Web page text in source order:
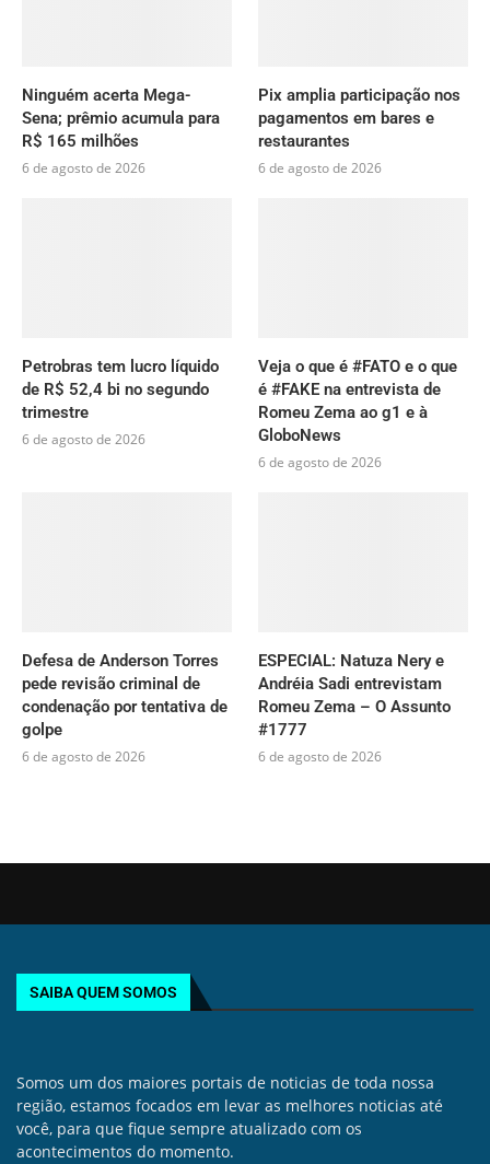
Ninguém acerta Mega-
Sena; prêmio acumula para
R$ 165 milhões
6 de agosto de 2026
Pix amplia participação nos
pagamentos em bares e
restaurantes
6 de agosto de 2026
Petrobras tem lucro líquido
de R$ 52,4 bi no segundo
trimestre
6 de agosto de 2026
Veja o que é #FATO e o que
é #FAKE na entrevista de
Romeu Zema ao g1 e à
GloboNews
6 de agosto de 2026
Defesa de Anderson Torres
pede revisão criminal de
condenação por tentativa de
golpe
6 de agosto de 2026
ESPECIAL: Natuza Nery e
Andréia Sadi entrevistam
Romeu Zema – O Assunto
#1777
6 de agosto de 2026
SAIBA QUEM SOMOS
Somos um dos maiores portais de noticias de toda nossa
região, estamos focados em levar as melhores noticias até
você, para que fique sempre atualizado com os
acontecimentos do momento.